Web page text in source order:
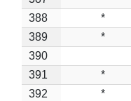
388
*
389
*
390
391
*
392
*